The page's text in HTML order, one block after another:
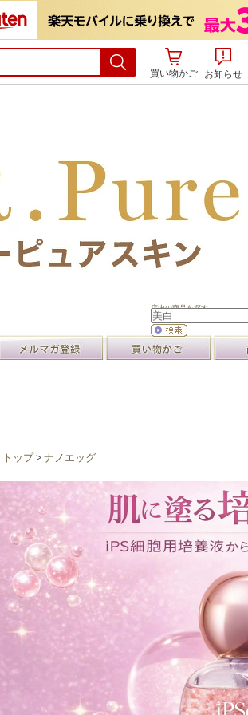
買い物かご お知らせ
店内の商品を探す
トップ > ナノエッグ